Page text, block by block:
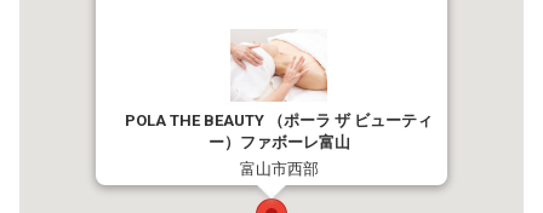
POLA THE BEAUTY （ポーラ ザ ビューティ
ー）ファボーレ富山
富山市西部